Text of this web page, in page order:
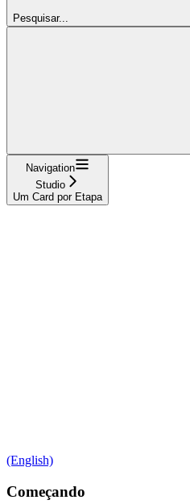
Pesquisar...
Navigation
Studio
Um Card por Etapa
(English)
Começando